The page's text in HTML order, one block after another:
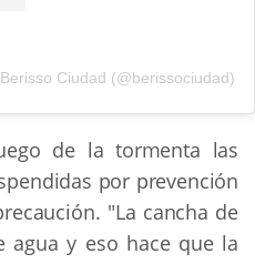
Ciudad (@berissociudad)
de la tormenta las
por prevención
"La cancha de
agua y eso hace que la